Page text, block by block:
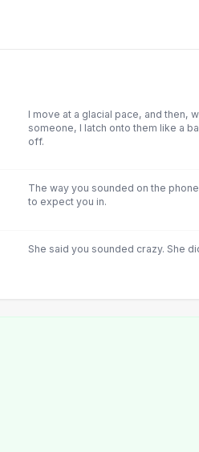
I move at a glacial pace, and then,
someone, I latch onto them like a
off.
The way you sounded on the
to expect you in.
She said you sounded crazy. She